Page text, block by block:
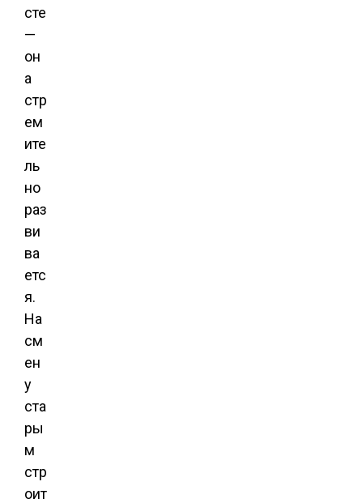
сте
—
он
а
стр
ем
ите
ль
но
раз
ви
ва
етс
я.
На
см
ен
у
ста
ры
м
стр
оит